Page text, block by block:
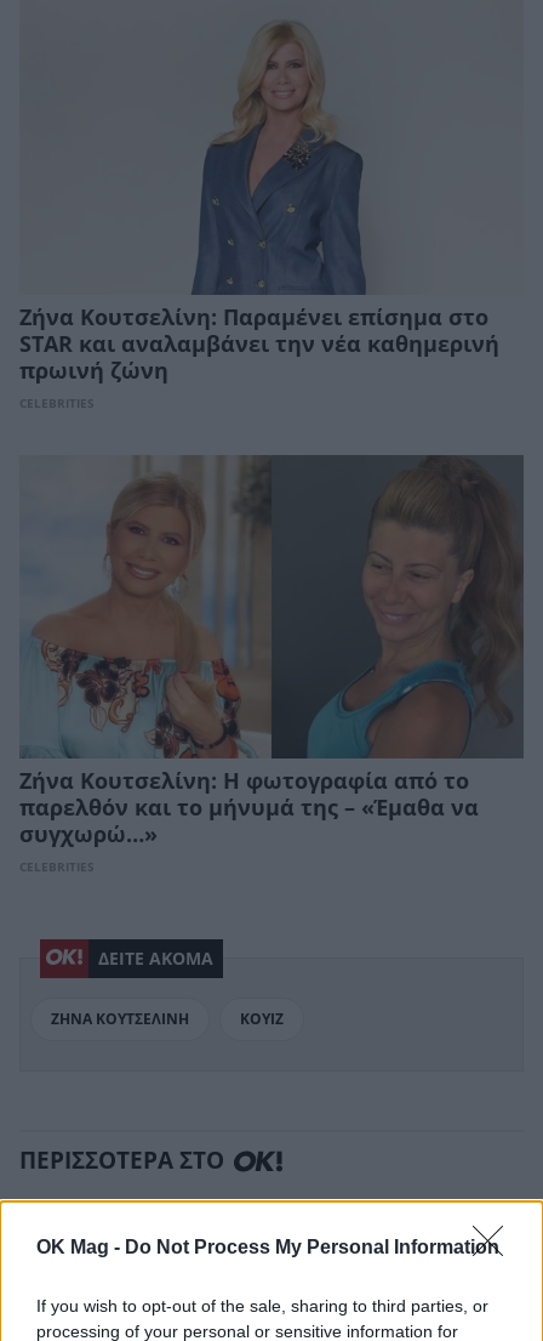
OK Mag - Do Not Process My Personal Information
If you wish to opt-out of the sale, sharing to third parties, or
processing of your personal or sensitive information for
Ζήνα Κουτσελίνη: Παραμένει επίσημα στο
STAR και αναλαμβάνει την νέα καθημερινή
πρωινή ζώνη
CELEBRITIES
Ζήνα Κουτσελίνη: Η φωτογραφία από το
παρελθόν και το μήνυμά της – «Έμαθα να
συγχωρώ…»
CELEBRITIES
ΔΕΙΤΕ ΑΚΟΜΑ
ΖΗΝΑ ΚΟΥΤΣΕΛΙΝΗ ΚΟΥΙΖ
ΠΕΡΙΣΣΟΤΕΡΑ ΣΤΟ